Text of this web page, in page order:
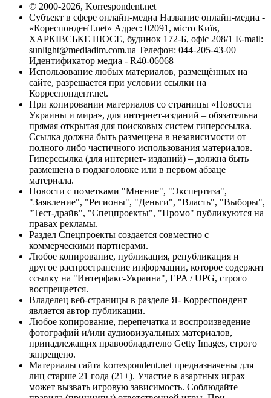
© 2000-2026, Korrespondent.net
Субъект в сфере онлайн-медиа Название онлайн-медиа -
«КореспонденТ.net» Адрес: 02091, місто Київ,
ХАРКІВСЬКЕ ШОСЕ, будинок 172-Б, офіс 208/1 E-mail:
sunlight@mediadim.com.ua Телефон: 044-205-43-00
Идентификатор медиа - R40-06068
Использование любых материалов, размещённых на
сайте, разрешается при условии ссылки на
Корреспондент.net.
При копировании материалов со страницы «Новости
Украины и мира», для интернет-изданий – обязательна
прямая открытая для поисковых систем гиперссылка.
Ссылка должна быть размещена в независимости от
полного либо частичного использования материалов.
Гиперссылка (для интернет- изданий) – должна быть
размещена в подзаголовке или в первом абзаце
материала.
Новости с пометками "Мнение", "Экспертиза",
"Заявление", "Регионы", "Деньги", "Власть", "Выборы",
"Тест-драйв", "Спецпроекты", "Промо" публикуются на
правах рекламы.
Раздел Спецпроекты создается совместно с
коммерческими партнерами.
Любое копирование, публикация, републикация и
другое распространение информации, которое содержит
ссылку на "Интерфакс-Украина", EPA / UPG, строго
воспрещается.
Владелец веб-страницы в разделе Я- Корреспондент
является автор публикации.
Любое копирование, перепечатка и воспроизведение
фотографий и/или аудиовизуальных материалов,
принадлежащих правообладателю Getty Images, строго
запрещено.
Материалы сайта korrespondent.net предназначены для
лиц старше 21 года (21+). Участие в азартных играх
может вызвать игровую зависимость. Соблюдайте